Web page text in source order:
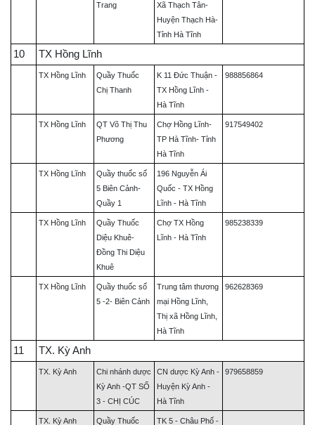
Trang
Xã Thạch Tân-
Huyện Thạch Hà-
Tỉnh Hà Tĩnh
10 TX Hồng Lĩnh
TX Hồng Lĩnh
Quầy Thuốc
Chị Thanh
K 11 Đức Thuận -
TX Hồng Lĩnh -
Hà Tĩnh
988856864
TX Hồng Lĩnh
QT Võ Thị Thu
Phương
Chợ Hồng Lĩnh-
TP Hà Tĩnh- Tỉnh
Hà Tĩnh
917549402
TX Hồng Lĩnh
Quầy thuốc số
5 Biên Cảnh-
Quầy 1
196 Nguyễn Ái
Quốc - TX Hồng
Lĩnh - Hà Tĩnh
TX Hồng Lĩnh
Quầy Thuốc
Diệu Khuê-
Đồng Thi Diệu
Khuê
Chợ TX Hồng
Lĩnh - Hà Tĩnh
985238339
TX Hồng Lĩnh
Quầy thuốc số
5 -2- Biên Cảnh
Trung tâm thương
mại Hồng Lĩnh,
Thị xã Hồng Lĩnh,
Hà Tĩnh
962628369
11 TX. Kỳ Anh
TX. Kỳ Anh
Chi nhánh dược
Kỳ Anh -QT SỐ
3 - CHỊ CÚC
CN dược Kỳ Anh -
Huyện Kỳ Anh -
Hà Tĩnh
979658859
TX. Kỳ Anh Quầy Thuốc TK 5 - Châu Phố -